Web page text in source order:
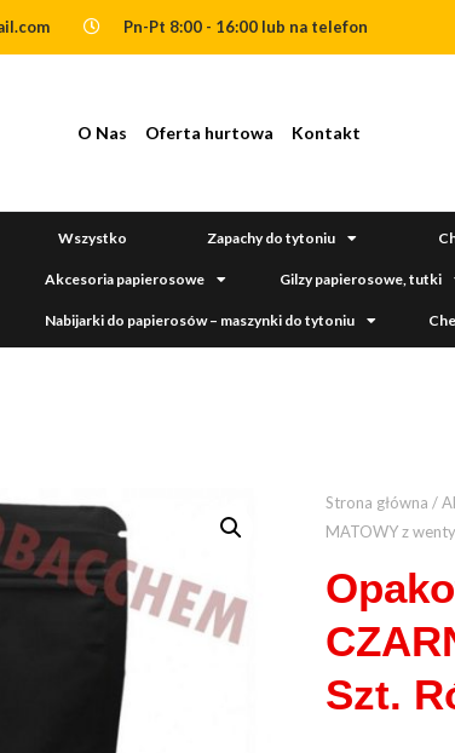
Pn-Pt 8:00 - 16:00 lub na telefon
O Nas Oferta hurtowa Kontakt
Wszystko Zapachy do tytoniu
Akcesoria papierosowe Gilzy papierosowe, tutki
Nabijarki do papierosów – maszynki do tytoniu
Strona główna /
MATOWY z
Szt.